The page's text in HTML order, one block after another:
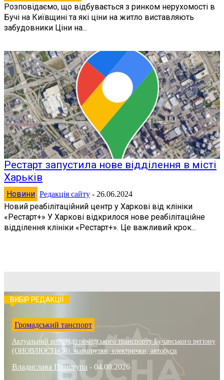
Розповідаємо, що відбувається з ринком нерухомості в
Бучі на Київщині та які ціни на житло виставляють
забудовники Ціни на...
Рестарт запустила нове відділення в місті
Харьків
Новини Редакція сайту - 26.06.2024
Новий реабілітаційний центр у Харкові від клініки
«Рестарт+» У Харкові відкрилося нове реабілітаційне
відділення клініки «Рестарт+». Це важливий крок...
ВИБІР РЕДАКЦІЇ
Громадський танспорт
Актуальний розклад громадського транспорту Бучанського регіону
(ОНОВЛЮЄТЬСЯ): маршрутки, електрички, автобуси
Владислава Приступа - 04.08.2026